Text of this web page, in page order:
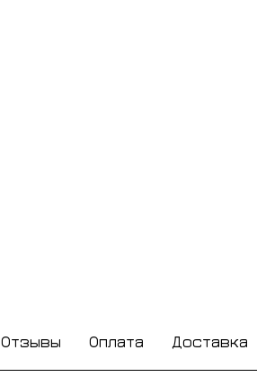
Отзывы Оплата Доставка